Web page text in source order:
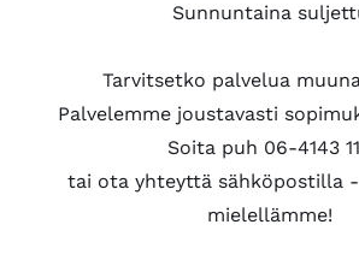
Sunnuntaina
Tarvitsetko palvelua
Palvelemme joustavasti
Soita puh 06-4143
tai ota yhteyttä sähköpostilla
mielellämme!